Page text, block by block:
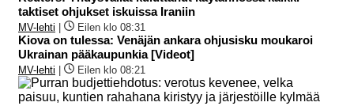
taktiset ohjukset iskuissa Iraniin
MV-lehti Eilen klo 08:31
Kiova on tulessa: Venäjän ankara ohjusisku moukaroi
Ukrainan pääkaupunkia [Videot]
MV-lehti Eilen klo 08:21